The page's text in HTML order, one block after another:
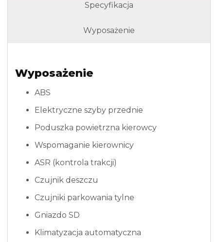
Specyfikacja
Wyposażenie
Wyposażenie
ABS
Elektryczne szyby przednie
Poduszka powietrzna kierowcy
Wspomaganie kierownicy
ASR (kontrola trakcji)
Czujnik deszczu
Czujniki parkowania tylne
Gniazdo SD
Klimatyzacja automatyczna